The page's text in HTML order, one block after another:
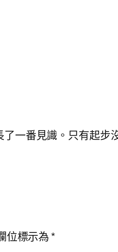
一番見識。只有起
位標示為*